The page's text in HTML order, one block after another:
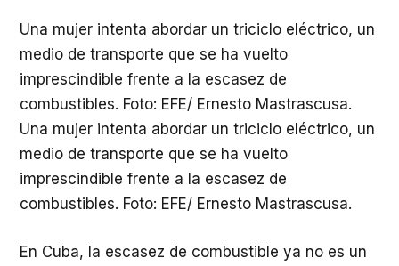
Una mujer intenta abordar un triciclo eléctrico, un
medio de transporte que se ha vuelto
imprescindible frente a la escasez de
combustibles. Foto: EFE/ Ernesto Mastrascusa.
Una mujer intenta abordar un triciclo eléctrico, un
medio de transporte que se ha vuelto
imprescindible frente a la escasez de
combustibles. Foto: EFE/ Ernesto Mastrascusa.
En Cuba, la escasez de combustible ya no es un